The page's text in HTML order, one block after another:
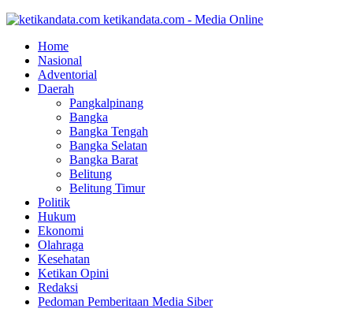
ketikandata.com - Media Online
Home
Nasional
Adventorial
Daerah
Pangkalpinang
Bangka
Bangka Tengah
Bangka Selatan
Bangka Barat
Belitung
Belitung Timur
Politik
Hukum
Ekonomi
Olahraga
Kesehatan
Ketikan Opini
Redaksi
Pedoman Pemberitaan Media Siber